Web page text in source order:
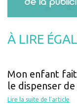
À LIRE
Mon enfant
le dispenser
Lire la suite de l'article